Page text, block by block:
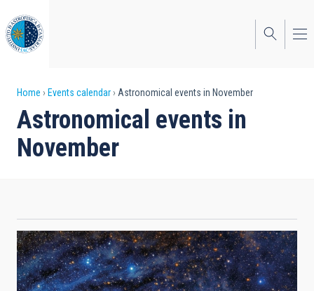
to
main
content
Breadcrumb
Home Events calendar Astronomical events in November
Astronomical events in
November